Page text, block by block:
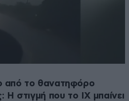
από το θανατηφόρο
Η στιγμή που το ΙΧ μπαίνει